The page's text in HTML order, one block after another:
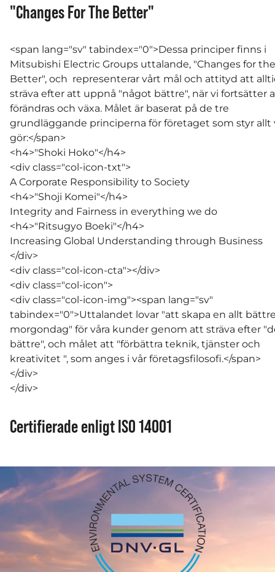
"Changes For The Better"
<span lang="sv" tabindex="0">Dessa principer finns i
Mitsubishi Electric Groups uttalande, "Changes for the
Better", och representerar vårt mål och attityd att
sträva efter att uppnå "något bättre", när vi fortsätter
förändras och växa. Målet är baserat på de tre
grundläggande principerna för företaget som styr allt
gör:</span>
<h4>"Shoki Hoko"</h4>
<div class="col-icon-txt">
A Corporate Responsibility to Society
<h4>"Shoji Komei"</h4>
Integrity and Fairness in everything we do
<h4>"Ritsugyo Boeki"</h4>
Increasing Global Understanding through Business
</div>
<div class="col-icon-cta"></div>
<div class="col-icon">
<div class="col-icon-img"><span lang="sv"
tabindex="0">Uttalandet lovar "att skapa en allt
morgondag" för våra kunder genom att sträva efter
bättre", och målet att "förbättra teknik, tjänster och
kreativitet ", som anges i vår företagsfilosofi.</span>
</div>
</div>
Certifierade enligt ISO 14001